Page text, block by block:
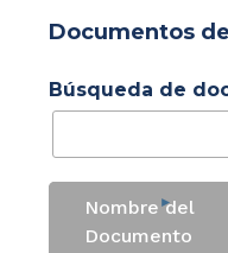
Documentos
Búsqueda de
Nombre del
Documento